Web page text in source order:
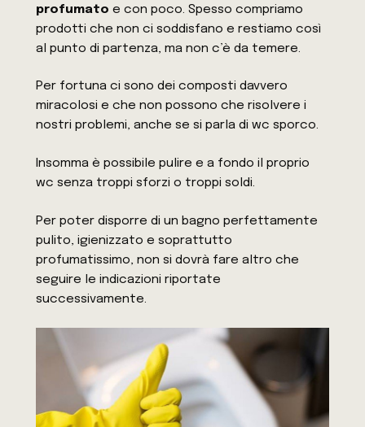
profumato e con poco. Spesso compriamo
prodotti che non ci soddisfano e restiamo così
al punto di partenza, ma non c’è da temere.
Per fortuna ci sono dei composti davvero
miracolosi e che non possono che risolvere i
nostri problemi, anche se si parla di wc sporco.
Insomma è possibile pulire e a fondo il proprio
wc senza troppi sforzi o troppi soldi.
Per poter disporre di un bagno perfettamente
pulito, igienizzato e soprattutto
profumatissimo, non si dovrà fare altro che
seguire le indicazioni riportate
successivamente.